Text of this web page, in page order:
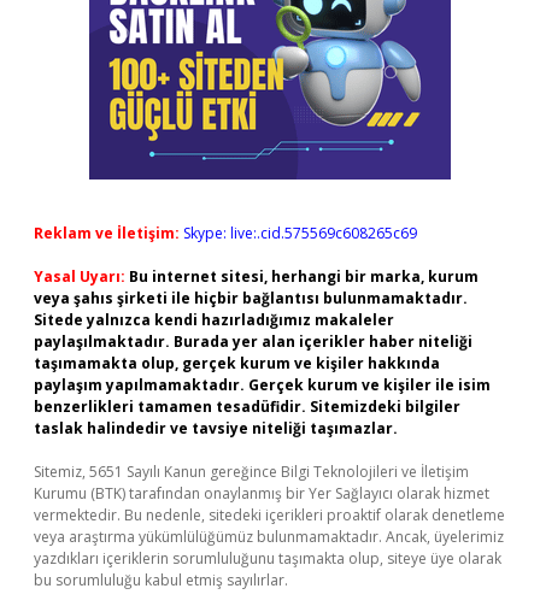
Reklam ve İletişim: Skype: live:.cid.575569c608265c69
Yasal Uyarı: Bu internet sitesi, herhangi bir marka, kurum
veya şahıs şirketi ile hiçbir bağlantısı bulunmamaktadır.
Sitede yalnızca kendi hazırladığımız makaleler
paylaşılmaktadır. Burada yer alan içerikler haber niteliği
taşımamakta olup, gerçek kurum ve kişiler hakkında
paylaşım yapılmamaktadır. Gerçek kurum ve kişiler ile isim
benzerlikleri tamamen tesadüfidir. Sitemizdeki bilgiler
taslak halindedir ve tavsiye niteliği taşımazlar.
Sitemiz, 5651 Sayılı Kanun gereğince Bilgi Teknolojileri ve İletişim
Kurumu (BTK) tarafından onaylanmış bir Yer Sağlayıcı olarak hizmet
vermektedir. Bu nedenle, sitedeki içerikleri proaktif olarak denetleme
veya araştırma yükümlülüğümüz bulunmamaktadır. Ancak, üyelerimiz
yazdıkları içeriklerin sorumluluğunu taşımakta olup, siteye üye olarak
bu sorumluluğu kabul etmiş sayılırlar.